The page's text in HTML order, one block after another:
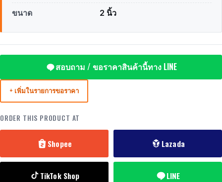
ขนาด 2 นิ้ว
สอบถาม / ขอราคาสินค้านี้ทาง LINE
+ เพิ่มในรายการขอราคา
ORDER THIS PRODUCT AT
Shopee Lazada
TikTok Shop LINE